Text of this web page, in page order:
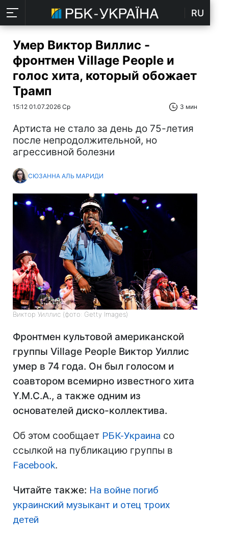
RU
Умер Виктор Виллис -
фронтмен Village People и
голос хита, который обожает
Трамп
15:12 01.07.2026 Ср 3 мин
Артиста не стало за день до 75-летия
после непродолжительной, но
агрессивной болезни
СЮЗАННА АЛЬ МАРИДИ
Виктор Уиллис (фото: Getty Images)
Фронтмен культовой американской
группы Village People Виктор Уиллис
умер в 74 года. Он был голосом и
соавтором всемирно известного хита
Y.M.C.A., а также одним из
основателей диско-коллектива.
Об этом сообщает РБК-Украина со
ссылкой на публикацию группы в
Facebook.
Читайте также: На войне погиб
украинский музыкант и отец троих
детей